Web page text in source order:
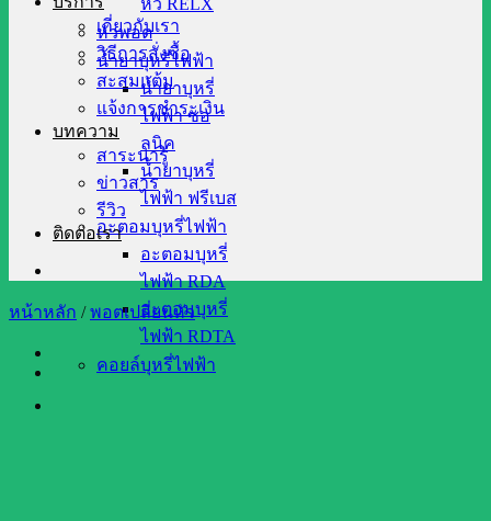
หัว RELX
หัวพอต
น้ำยาบุหรี่ไฟฟ้า
น้ำยาบุหรี่
ไฟฟ้า ซอ
ลนิค
น้ำยาบุหรี่
ไฟฟ้า ฟรีเบส
อะตอมบุหรี่ไฟฟ้า
อะตอมบุหรี่
ไฟฟ้า RDA
อะตอมบุหรี่
ไฟฟ้า RDTA
คอยล์บุหรี่ไฟฟ้า
เกี่ยวกับเรา
วิธีการสั่งซื้อ
สะสมแต้ม
แจ้งการชำระเงิน
บทความ
สาระน่ารู้
ข่าวสาร
รีวิว
ติดต่อเรา
หน้าหลัก / พอตเปลี่ยนหัว